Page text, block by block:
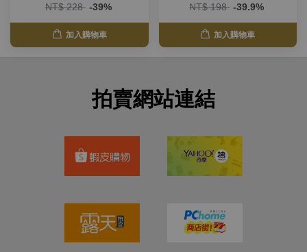
NT$ 228 -39%
加入購物車
NT$ 198 -39.9%
加入購物車
拍賣網站連結